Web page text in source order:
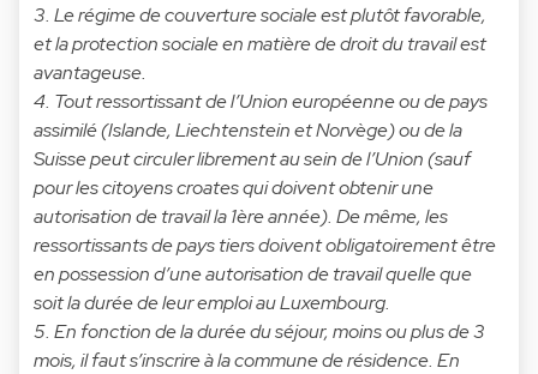
3. Le régime de couverture sociale est plutôt favorable,
et la protection sociale en matière de droit du travail est
avantageuse.
4. Tout ressortissant de l’Union européenne ou de pays
assimilé (Islande, Liechtenstein et Norvège) ou de la
Suisse peut circuler librement au sein de l’Union (sauf
pour les citoyens croates qui doivent obtenir une
autorisation de travail la 1ère année). De même, les
ressortissants de pays tiers doivent obligatoirement être
en possession d’une autorisation de travail quelle que
soit la durée de leur emploi au Luxembourg.
5. En fonction de la durée du séjour, moins ou plus de 3
mois, il faut s’inscrire à la commune de résidence. En